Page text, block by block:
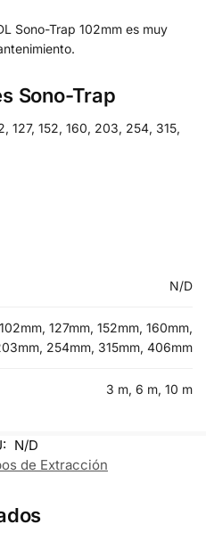
Sono-Trap 102mm es muy
Sono-Trap
127, 152, 160, 203, 254, 315,
N/D
102mm, 127mm, 152mm, 160mm,
254mm, 315mm, 406mm
3 m, 6 m, 10 m
N/D
de Extracción